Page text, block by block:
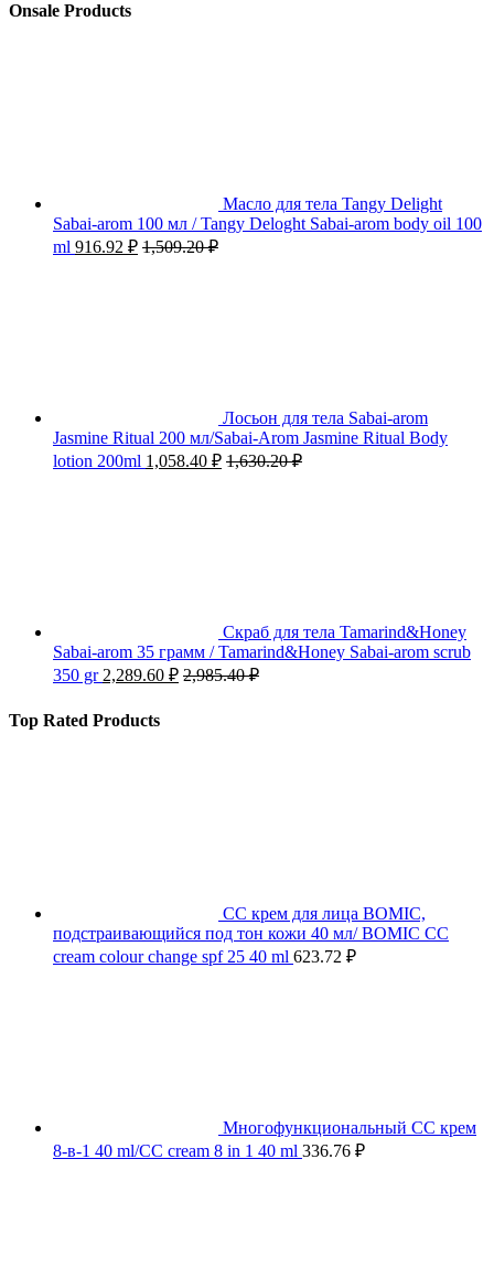
Onsale Products
Масло для тела Tangy Delight
Sabai-arom 100 мл / Tangy Deloght Sabai-arom body oil 100
ml 916.92 ₽ 1,509.20₽
Лосьон для тела Sabai-arom
Jasmine Ritual 200 мл/Sabai-Arom Jasmine Ritual Body
lotion 200ml 1,058.40 ₽ 1,630.20₽
Скраб для тела Tamarind&Honey
Sabai-arom 35 грамм / Tamarind&Honey Sabai-arom scrub
350 gr 2,289.60 ₽ 2,985.40₽
Top Rated Products
СС крем для лица BOMIC,
подстраивающийся под тон кожи 40 мл/ BOMIC CC
cream colour change spf 25 40 ml 623.72 ₽
Многофункциональный СС крем
8-в-1 40 ml/CC cream 8 in 1 40 ml 336.76 ₽